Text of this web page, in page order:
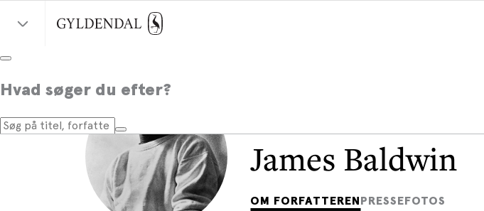
Hvad søger du efter?
James Baldwin
OM FORFATTEREN PRESSEFOTOS